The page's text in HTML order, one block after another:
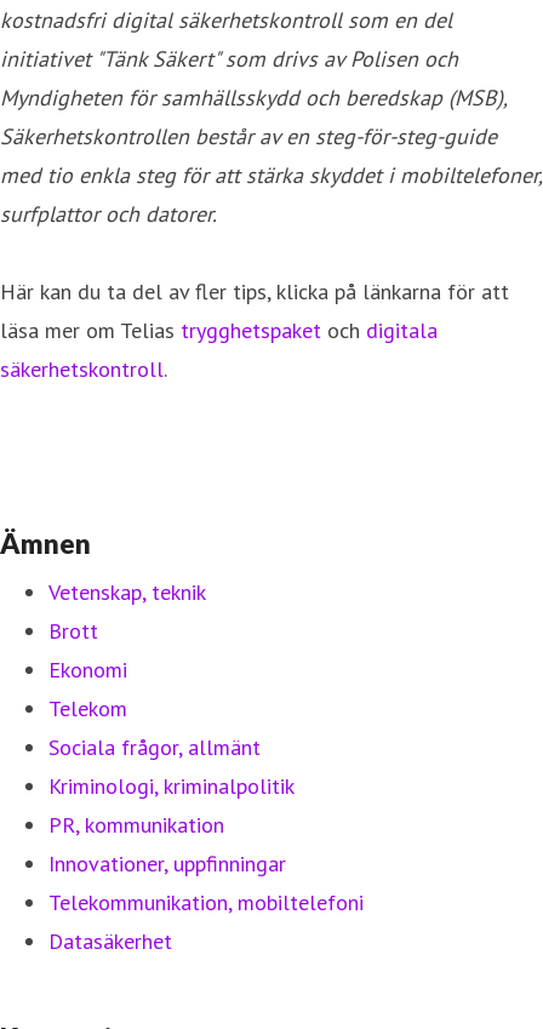
kostnadsfri digital säkerhetskontroll som en del
initiativet "Tänk Säkert" som drivs av Polisen och
Myndigheten för samhällsskydd och beredskap (MSB),
Säkerhetskontrollen består av en steg-för-steg-guide
med tio enkla steg för att stärka skyddet i mobiltelefoner,
surfplattor och datorer.
Här kan du ta del av fler tips, klicka på länkarna för att
läsa mer om Telias trygghetspaket och digitala
säkerhetskontroll.
Ämnen
Vetenskap, teknik
Brott
Ekonomi
Telekom
Sociala frågor, allmänt
Kriminologi, kriminalpolitik
PR, kommunikation
Innovationer, uppfinningar
Telekommunikation, mobiltelefoni
Datasäkerhet